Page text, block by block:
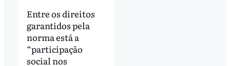
Entre os direitos
garantidos pela
norma está a
“participação
social nos